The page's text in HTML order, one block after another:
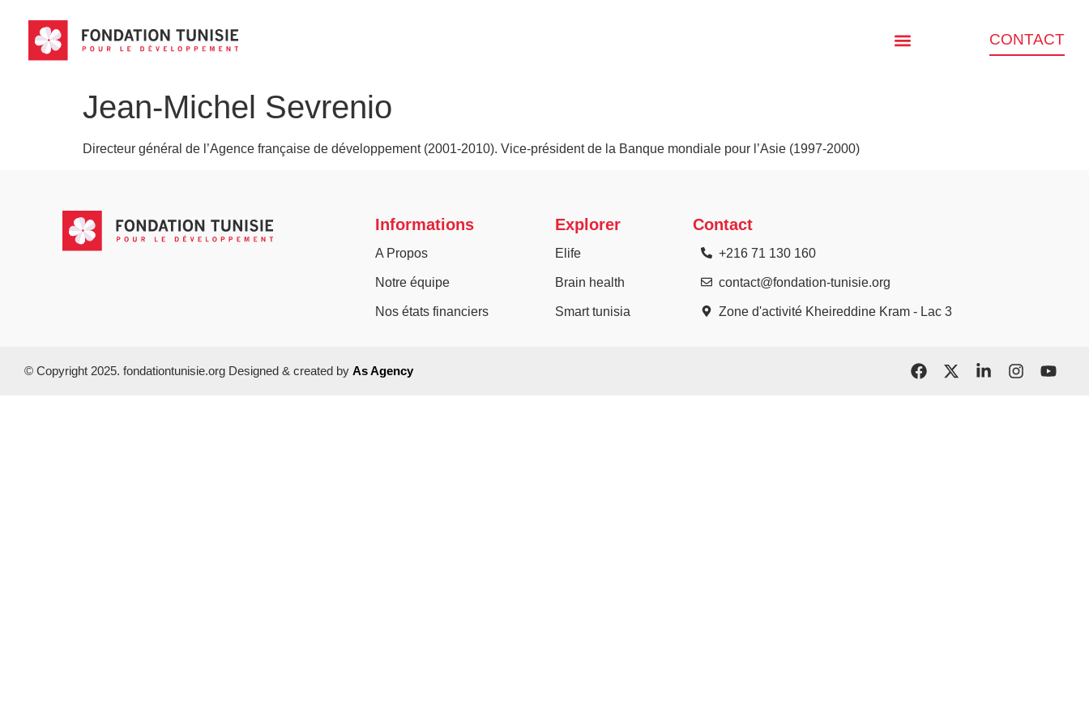
CONTACT
Jean-Michel Sevrenio
Directeur général de l’Agence française de développement (2001-2010). Vice-président de la Banque mondiale pour l’Asie (1997-2000)
Informations
A Propos
Notre équipe
Nos états financiers
Explorer
Elife
Brain health
Smart tunisia
Contact
+216 71 130 160
contact@fondation-tunisie.org
Zone d'activité Kheireddine Kram - Lac 3
© Copyright 2025. fondationtunisie.org Designed & created by As Agency​